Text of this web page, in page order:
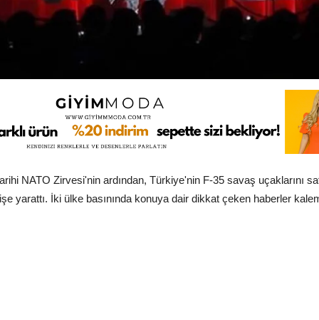
NATO Zirvesi'nin ardından, Türkiye'nin F-35 savaş uçaklarını
yarattı. İki ülke basınında konuya dair dikkat çeken haberler